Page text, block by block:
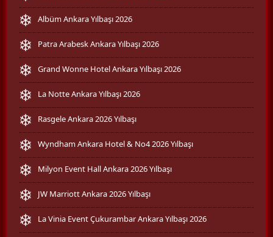
Albüm Ankara Yılbaşı 2026
Patra Arabesk Ankara Yılbaşı 2026
Grand Wonne Hotel Ankara Yılbaşı 2026
La Notte Ankara Yılbaşı 2026
Rasgele Ankara 2026 Yılbaşı
Wyndham Ankara Hotel & No4 2026 Yılbaşı
Milyon Event Hall Ankara 2026 Yılbaşı
JW Marriott Ankara 2026 Yılbaşı
La Vinia Event Çukurambar Ankara Yılbaşı 2026